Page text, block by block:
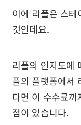
이에 리플은 스
것인데요.
리플의 인지도에
플의 플랫폼에서
다면 이 수수료
점이 있습니다.